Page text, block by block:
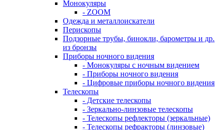
Монокуляры
- ZOOM
Одежда и металлоискатели
Перископы
Подзорные трубы, бинокли, барометры и др.
из бронзы
Приборы ночного видения
- Монокуляры с ночным видением
- Приборы ночного видения
- Цифровые приборы ночного видения
Телескопы
- Детские телескопы
- Зеркально-линзовые телескопы
- Телескопы рефлекторы (зеркальные)
- Телескопы рефракторы (линзовые)